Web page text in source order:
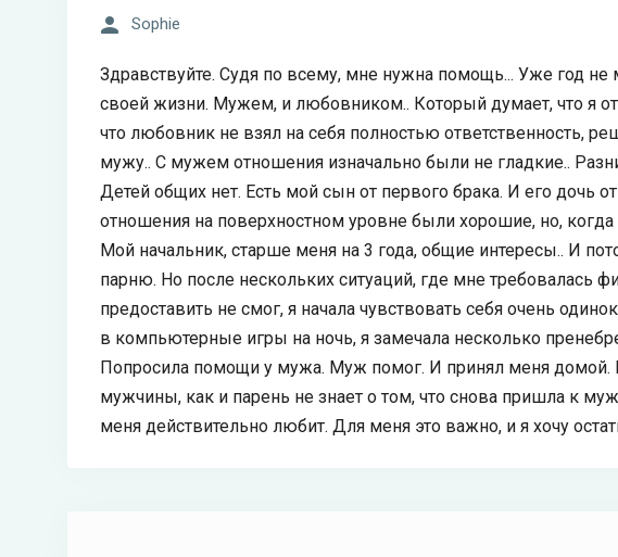
Sophie
Здравствуйте. Судя по всему, мне нужна помощь... Уже год
своей жизни. Мужем, и любовником.. Который думает, что я
что любовник не взял на себя полностью ответственность,
мужу.. С мужем отношения изначально были не гладкие..
Детей общих нет. Есть мой сын от первого брака. И его дочь
отношения на поверхностном уровне были хорошие, но,
Мой начальник, старше меня на 3 года, общие интересы.. И
парню. Но после нескольких ситуаций, где мне требовалась
предоставить не смог, я начала чувствовать себя очень
в компьютерные игры на ночь, я замечала несколько
Попросила помощи у мужа. Муж помог. И принял меня домой.
мужчины, как и парень не знает о том, что снова пришла к
меня действительно любит. Для меня это важно, и я хочу